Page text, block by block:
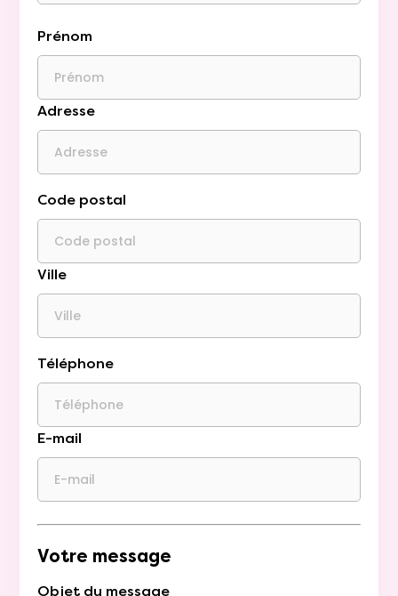
Prénom
Adresse
Code postal
Ville
Téléphone
E-mail
Votre message
Objet du message